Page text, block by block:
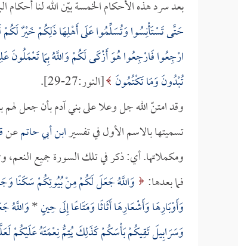
بعد سرد هذه الأحكام الخمسة بيّن الله لنا
حَتَّى تَسْتَأْنِسُوا وَتُسَلِّمُوا عَلَى أَهْلِهَا ذَلِكُمْ خَيْرٌ
ارْجِعُوا فَارْجِعُوا هُوَ أَزْكَى لَكُمْ وَاللَّهُ بِمَا تَعْمَلُونَ
تُبْدُونَ وَمَا تَكْتُمُونَ [النور:27-29].
وقد امتنّ الله جل وعلا على بني آدم بأن جعل
تسميتها بالاسم الأول في تفسيرابن أبي حاتمعن
ومكملاتها. أي: ذكر في تلك السورة جميع النعم،
فما بعدها:
وَاللَّهُ جَعَلَ لَكُمْ مِنْ بُيُوتِكُمْ سَكَنًا
وَأَوْبَارِهَا وَأَشْعَارِهَا أَثَاثًا وَمَتَاعًا إِلَى حِينٍ*وَاللَّهُ
وَسَرَابِيلَ تَقِيكُمْ بَأْسَكُمْ كَذَلِكَ يُتِمُّ نِعْمَتَهُ عَلَيْكُمْ